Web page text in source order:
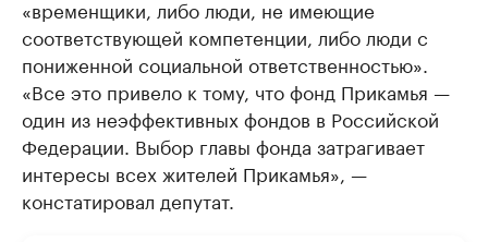
«временщики, либо люди, не имеющие
соответствующей компетенции, либо люди с
пониженной социальной ответственностью».
«Все это привело к тому, что фонд Прикамья —
один из неэффективных фондов в Российской
Федерации. Выбор главы фонда затрагивает
интересы всех жителей Прикамья», —
констатировал депутат.